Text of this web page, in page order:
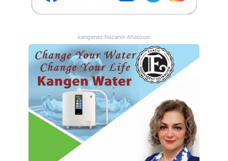
kangenaz Nazanin Aflatouni